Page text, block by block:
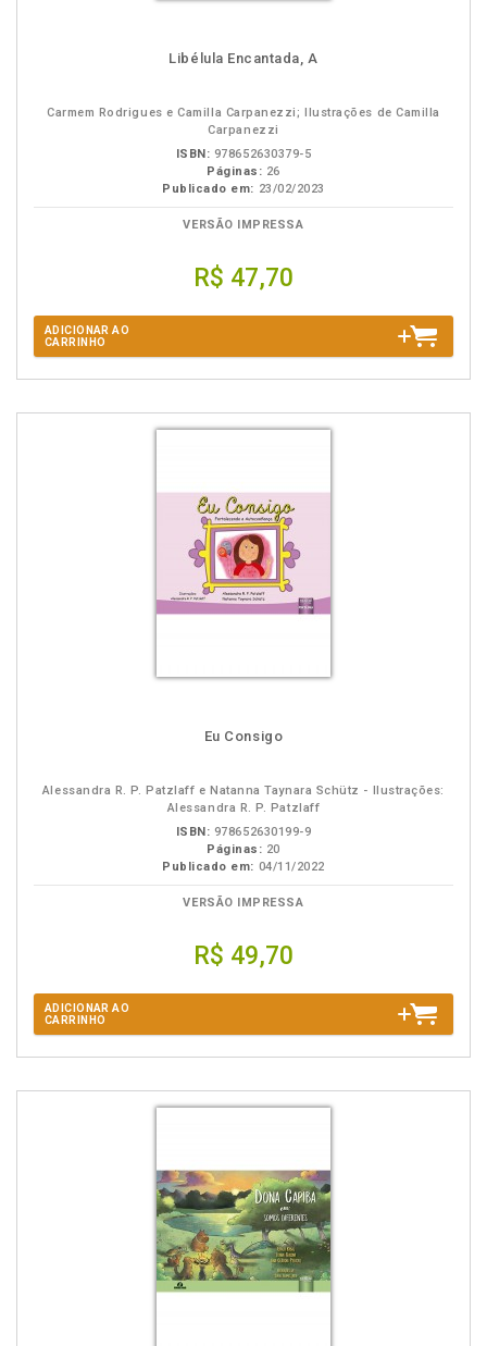
Libélula Encantada, A
Carmem Rodrigues e Camilla Carpanezzi; Ilustrações de Camilla
Carpanezzi
ISBN: 978652630379-5
Páginas: 26
Publicado em: 23/02/2023
VERSÃO IMPRESSA
R$ 47,70
ADICIONAR AO
CARRINHO
Eu Consigo
Alessandra R. P. Patzlaff e Natanna Taynara Schütz - Ilustrações:
Alessandra R. P. Patzlaff
ISBN: 978652630199-9
Páginas: 20
Publicado em: 04/11/2022
VERSÃO IMPRESSA
R$ 49,70
ADICIONAR AO
CARRINHO